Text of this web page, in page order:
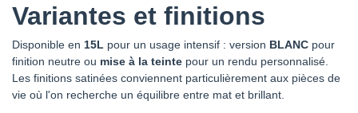
Variantes et finitions
Disponible en 15L pour un usage intensif : version BLANC pour
finition neutre ou mise à la teinte pour un rendu personnalisé.
Les finitions satinées conviennent particulièrement aux pièces de
vie où l'on recherche un équilibre entre mat et brillant.